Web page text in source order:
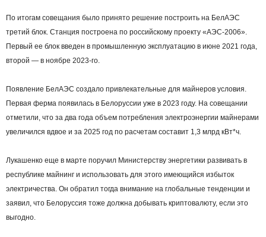
По итогам совещания было принято решение построить на БелАЭС
третий блок. Станция построена по российскому проекту «АЭС-2006».
Первый ее блок введен в промышленную эксплуатацию в июне 2021 года,
второй — в ноябре 2023-го.
Появление БелАЭС создало привлекательные для майнеров условия.
Первая ферма появилась в Белоруссии уже в 2023 году. На совещании
отметили, что за два года объем потребления электроэнергии майнерами
увеличился вдвое и за 2025 год по расчетам составит 1,3 млрд кВт*ч.
Лукашенко еще в марте поручил Министерству энергетики развивать в
республике майнинг и использовать для этого имеющийся избыток
электричества. Он обратил тогда внимание на глобальные тенденции и
заявил, что Белоруссия тоже должна добывать криптовалюту, если это
выгодно.